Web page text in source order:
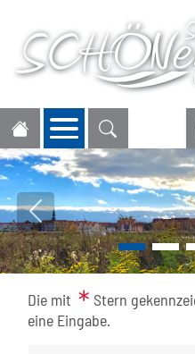
Navigation öffnen
Vorheriges Bild
Die mit
Stern
eine Eingabe.